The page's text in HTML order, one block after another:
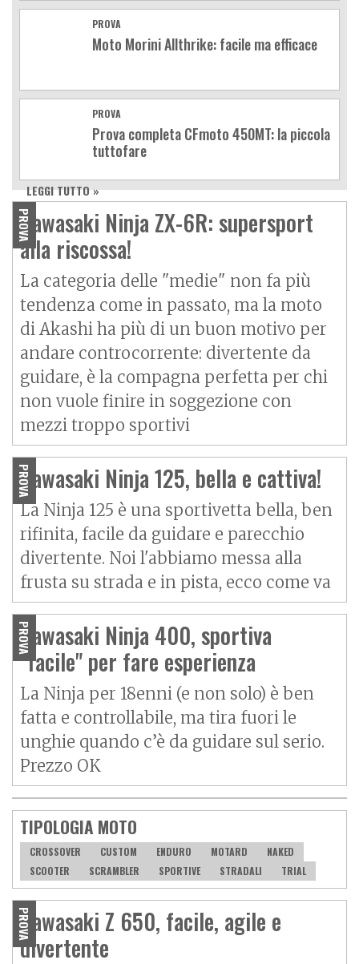
PROVA
Moto Morini Allthrike: facile ma efficace
PROVA
Prova completa CFmoto 450MT: la piccola
tuttofare
LEGGI TUTTO »
PROVA
Kawasaki Ninja ZX-6R: supersport
alla riscossa!
La categoria delle "medie" non fa più
tendenza come in passato, ma la moto
di Akashi ha più di un buon motivo per
andare controcorrente: divertente da
guidare, è la compagna perfetta per chi
non vuole finire in soggezione con
mezzi troppo sportivi
PROVA
Kawasaki Ninja 125, bella e cattiva!
La Ninja 125 è una sportivetta bella, ben
rifinita, facile da guidare e parecchio
divertente. Noi l'abbiamo messa alla
frusta su strada e in pista, ecco come va
PROVA
Kawasaki Ninja 400, sportiva
"facile" per fare esperienza
La Ninja per 18enni (e non solo) è ben
fatta e controllabile, ma tira fuori le
unghie quando c’è da guidare sul serio.
Prezzo OK
TIPOLOGIA MOTO
CROSSOVER CUSTOM ENDURO MOTARD
NAKED
SCOOTER
SCRAMBLER SPORTIVE STRADALI TRIAL
PROVA
Kawasaki Z 650, facile, agile e
divertente